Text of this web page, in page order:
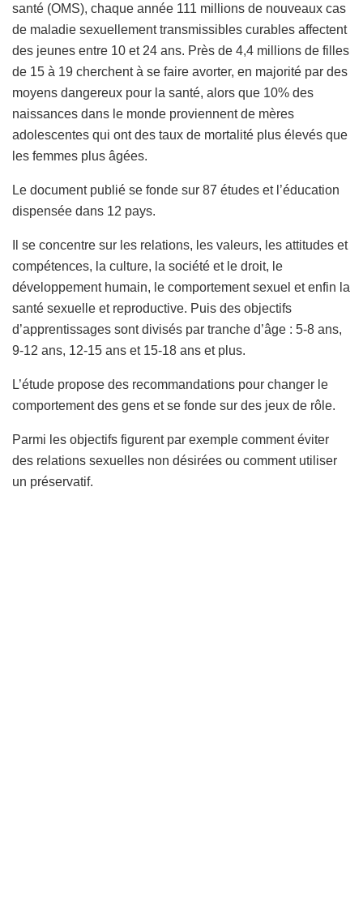
santé (OMS), chaque année 111 millions de nouveaux cas
de maladie sexuellement transmissibles curables affectent
des jeunes entre 10 et 24 ans. Près de 4,4 millions de filles
de 15 à 19 cherchent à se faire avorter, en majorité par des
moyens dangereux pour la santé, alors que 10% des
naissances dans le monde proviennent de mères
adolescentes qui ont des taux de mortalité plus élevés que
les femmes plus âgées.
Le document publié se fonde sur 87 études et l’éducation
dispensée dans 12 pays.
Il se concentre sur les relations, les valeurs, les attitudes et
compétences, la culture, la société et le droit, le
développement humain, le comportement sexuel et enfin la
santé sexuelle et reproductive. Puis des objectifs
d’apprentissages sont divisés par tranche d’âge : 5-8 ans,
9-12 ans, 12-15 ans et 15-18 ans et plus.
L’étude propose des recommandations pour changer le
comportement des gens et se fonde sur des jeux de rôle.
Parmi les objectifs figurent par exemple comment éviter
des relations sexuelles non désirées ou comment utiliser
un préservatif.